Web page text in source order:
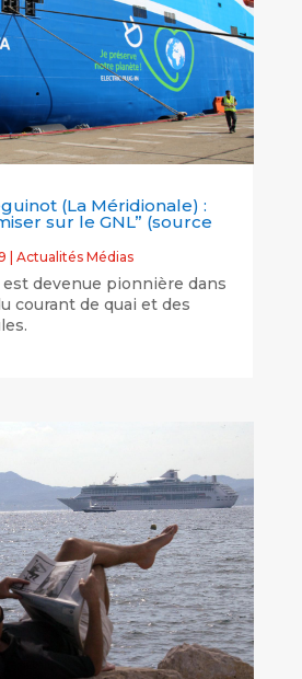
(La Méridionale) :
sur le GNL” (source
Actualités Médias
devenue pionnière dans
courant de quai et des